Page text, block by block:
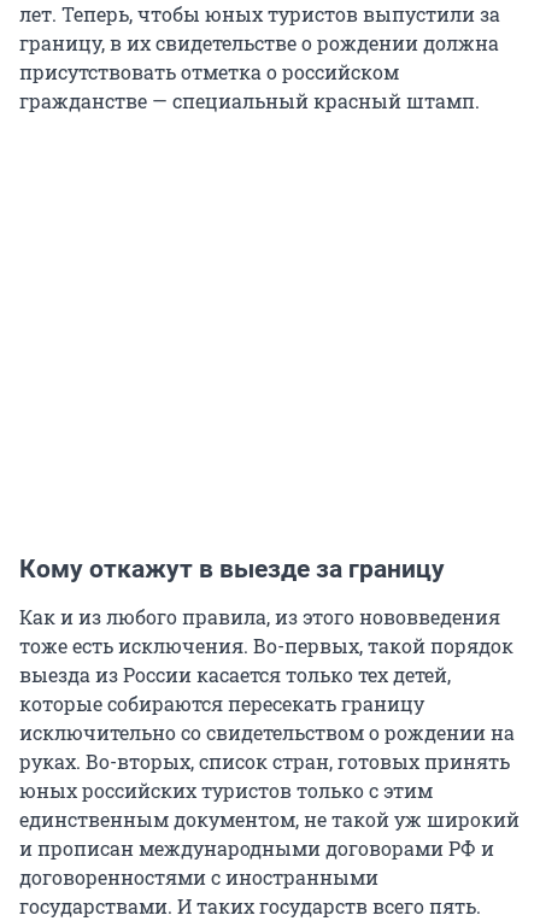
лет. Теперь, чтобы юных туристов выпустили за
границу, в их свидетельстве о рождении должна
присутствовать отметка о российском
гражданстве — специальный красный штамп.
Кому откажут в выезде за границу
Как и из любого правила, из этого нововведения
тоже есть исключения. Во-первых, такой порядок
выезда из России касается только тех детей,
которые собираются пересекать границу
исключительно со свидетельством о рождении на
руках. Во-вторых, список стран, готовых принять
юных российских туристов только с этим
единственным документом, не такой уж широкий
и прописан международными договорами РФ и
договоренностями с иностранными
государствами. И таких государств всего пять.